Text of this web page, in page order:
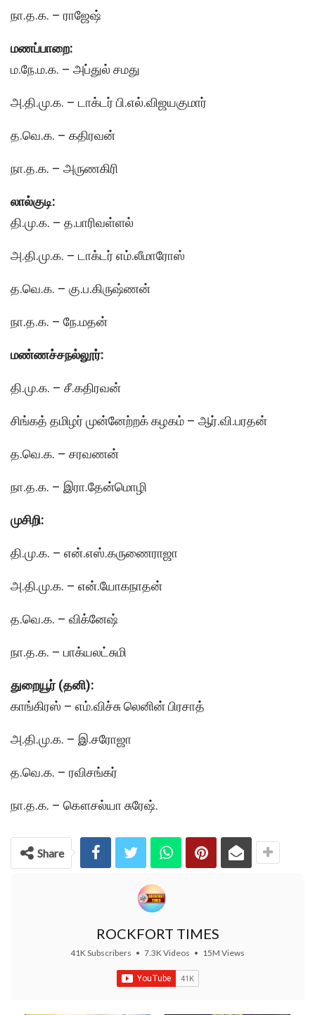
நா.த.க. – ராஜேஷ்
மணப்பாறை:
ம.நே.ம.க. – அப்துல் சமது
அ.தி.மு.க. – டாக்டர் பி.எல்.விஜயகுமார்
த.வெ.க. – கதிரவன்
நா.த.க. – அருணகிரி
லால்குடி:
தி.மு.க. – த.பாரிவள்ளல்
அ.தி.மு.க. – டாக்டர் எம்.லீமாரோஸ்
த.வெ.க. – கு.ப.கிருஷ்ணன்
நா.த.க. – நே.மதன்
மண்ணச்சநல்லூர்:
தி.மு.க. – சீ.கதிரவன்
சிங்கத் தமிழர் முன்னேற்றக் கழகம் – ஆர்.வி.பரதன்
த.வெ.க. – சரவணன்
நா.த.க. – இரா.தேன்மொழி
முசிறி:
தி.மு.க. – என்.எஸ்.கருணைராஜா
அ.தி.மு.க. – என்.யோகநாதன்
த.வெ.க. – விக்னேஷ்
நா.த.க. – பாக்யலட்சுமி
துறையூர் (தனி):
காங்கிரஸ் – எம்.விச்சு லெனின் பிரசாத்
அ.தி.மு.க. – இ.சரோஜா
த.வெ.க. – ரவிசங்கர்
நா.த.க. – கௌசல்யா சுரேஷ்.
Share
ROCKFORT TIMES
41K Subscribers • 7.3K Videos • 15M Views